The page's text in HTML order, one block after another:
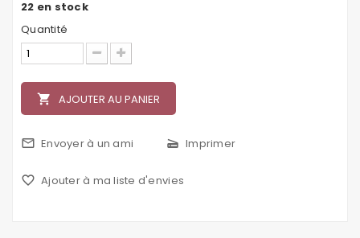
22 en stock
Quantité
local_grocery_store AJOUTER AU PANIER
mail_outline Envoyer à un ami scanner Imprimer
favorite_border Ajouter à ma liste d'envies